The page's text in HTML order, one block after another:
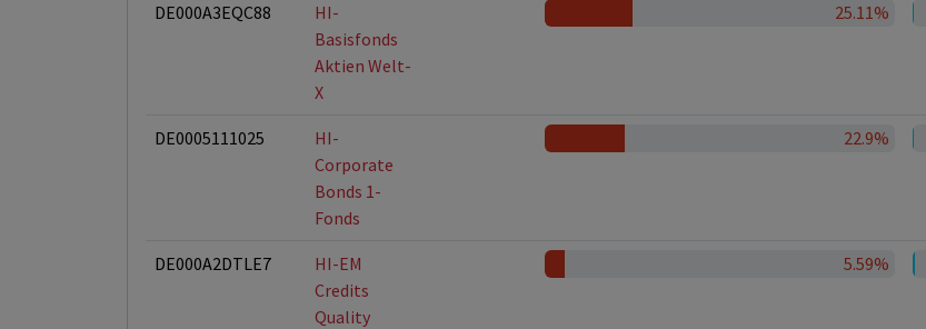
DE000A3EQC88
HI-
Basisfonds
Aktien Welt-
X
25.11%
DE0005111025
HI-
Corporate
Bonds 1-
Fonds
22.9%
DE000A2DTLE7
HI-EM
Credits
Quality
5.59%